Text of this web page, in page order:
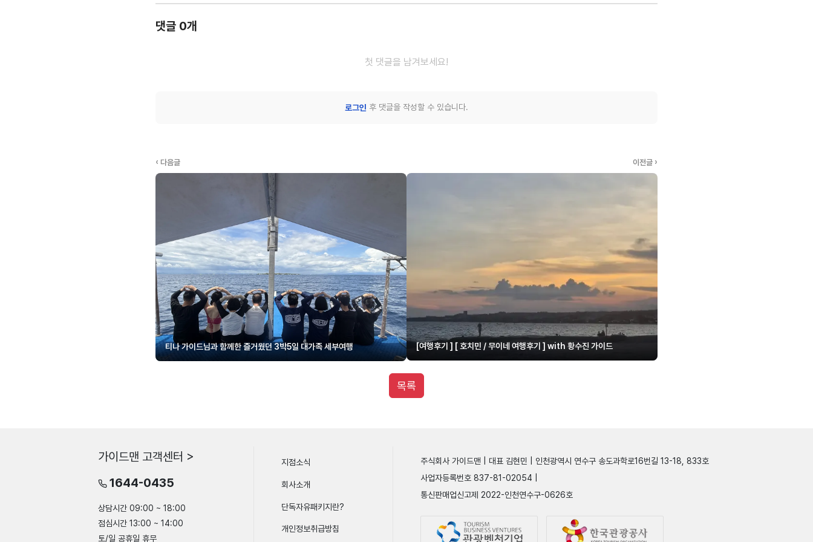
댓글 0개
첫 댓글을 남겨보세요!
로그인 후 댓글을 작성할 수 있습니다.
‹ 다음글
티나 가이드님과 함께한 즐거웠던 3박5일 대가족 세부여행
이전글 ›
[여행후기 ] [ 호치민 / 무이네 여행후기 ] with 황수진 가이드
목록
가이드맨 고객센터 >
1644-0435
상담시간 09:00 ~ 18:00
점심시간 13:00 ~ 14:00
토/일 공휴일 휴무
지점소식
회사소개
단독자유패키지란?
개인정보취급방침
주식회사 가이드맨 | 대표 김현민 | 인천광역시 연수구 송도과학로16번길 13-18, 833호
사업자등록번호 837-81-02054 |
통신판매업신고제 2022-인천연수구-0626호